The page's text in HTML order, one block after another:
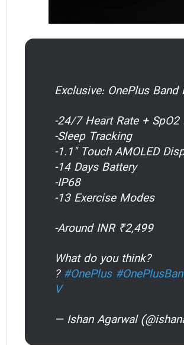
Exclusive: OnePlus
-24/7 Heart Rate +
-Sleep Tracking
-1.1″ Touch AMOLED
-14 Days Battery
-IP68
-13 Exercise Modes
-Around INR ₹2,499
What do you think?
? #OnePlus
V
— Ishan Agarwal